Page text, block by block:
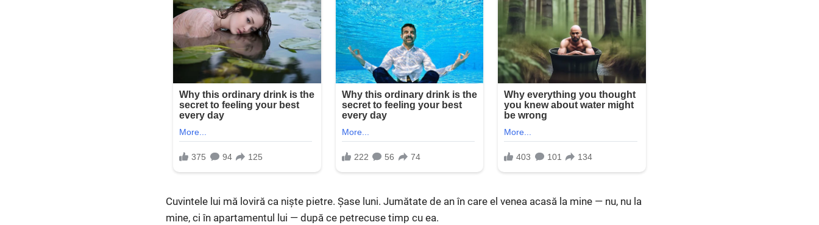
Cuvintele lui mă loviră ca niște pietre. Șase luni. Jumătate de an în care el venea acasă la mine — nu, nu la
mine, ci în apartamentul lui — după ce petrecuse timp cu ea.